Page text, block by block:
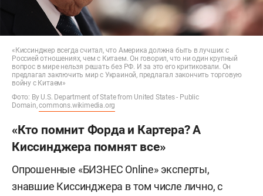
«Киссинджер всегда считал, что Америка должна быть в лучших с
Россией отношениях, чем с Китаем. Он говорил, что ни один крупный
вопрос в мире нельзя решать без РФ. И за это его критиковали. Он
предлагал заключить мир с Украиной, предлагал закончить торговую
войну с Китаем»
Фото: By U.S. Department of State from United States - Public
Domain,commons.wikimedia.org
«Кто помнит Форда и Картера? А
Киссинджера помнят все»
Опрошенные «БИЗНЕС Online» эксперты,
знавшие Киссинджера в том числе лично, с